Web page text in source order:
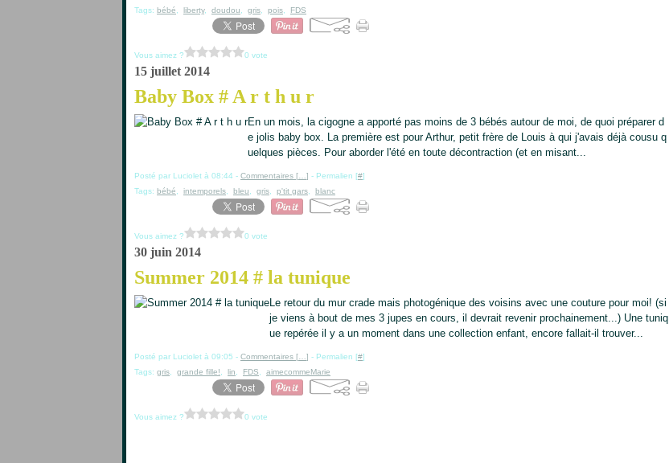
Tags: bébé liberty, doudou gris pois FDS
Vous aimez ? 0 vote
15 juillet 2014
Baby Box # A r t h u r
En un mois, la cigogne a apporté pas moins de 3 bébés autour de moi, de quoi préparer d
e jolis baby box. La première est pour Arthur, petit frère de Louis à qui j'avais déjà cousu q
uelques pièces. Pour aborder l'été en toute décontraction (et en misant...
Posté par Luciolet à 08:44 - Commentaires [ ] - Permalien [#]
Tags: bébé intemporels bleu gris p'tit gars blanc
Vous aimez ? 0 vote
30 juin 2014
Summer 2014 # la tunique
Le retour du mur crade mais photogénique des voisins avec une couture pour moi! (si
je viens à bout de mes 3 jupes en cours, il devrait revenir prochainement...) Une tuniq
ue repérée il y a un moment dans une collection enfant, encore fallait-il trouver...
Posté par Luciolet à 09:05 - Commentaires [ ] - Permalien [#]
Tags: gris grande fille! lin FDS aimecommeMarie
Vous aimez ? 0 vote